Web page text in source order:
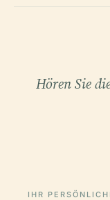
Hören Sie
IHR